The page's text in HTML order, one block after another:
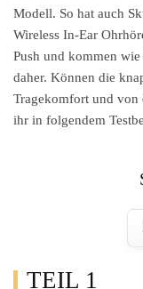
Modell. So hat auch
Wireless In-Ear
Push und kommen
daher. Können die
Tragekomfort und von
ihr in folgendem
TEIL 1